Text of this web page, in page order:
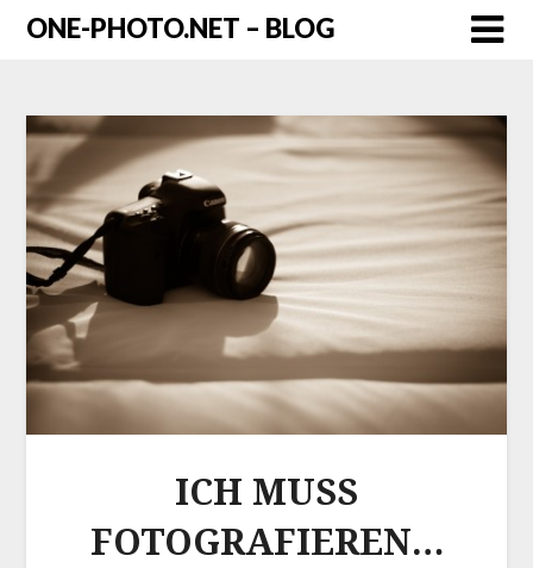
ONE-PHOTO.NET – BLOG
ICH MUSS
FOTOGRAFIEREN…